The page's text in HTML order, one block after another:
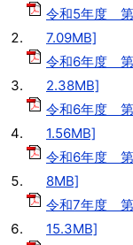
令和5年度 第
7.09MB]
令和6年度 第
2.38MB]
令和6年度 第
1.56MB]
令和6年度
8MB]
令和7年度 第
15.3MB]